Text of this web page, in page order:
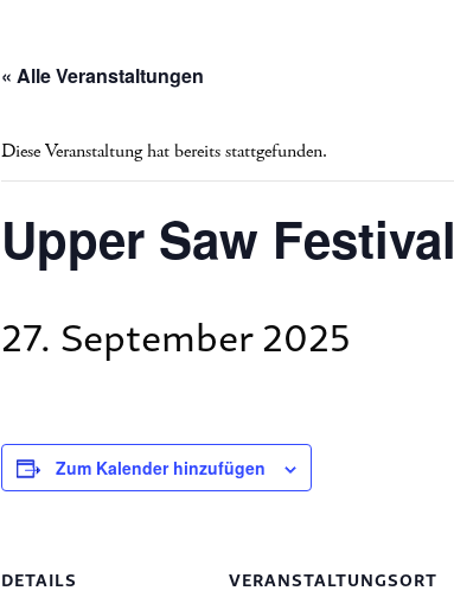
« Alle Veranstaltungen
Diese Veranstaltung hat bereits stattgefunden.
Upper Saw Festival
27. September 2025
Zum Kalender hinzufügen
DETAILS VERANSTALTUNGSORT